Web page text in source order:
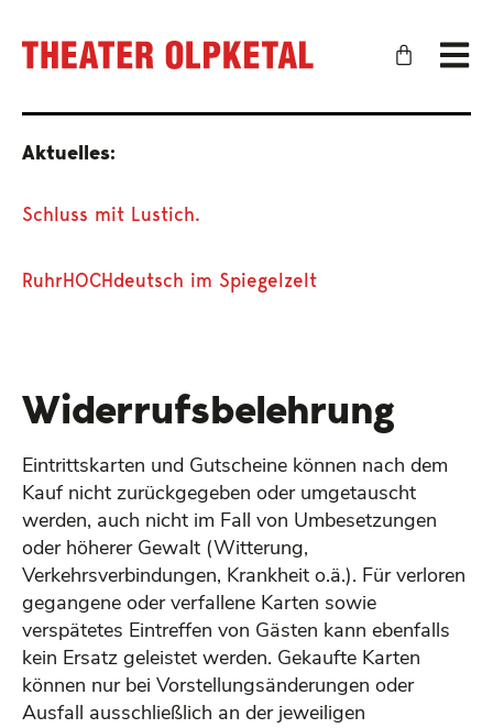
Aktuelles:
Schluss mit Lustich.
RuhrHOCHdeutsch im Spiegelzelt
Widerrufs­belehrung
Eintrittskarten und Gutscheine können nach dem
Kauf nicht zurückgegeben oder umgetauscht
werden, auch nicht im Fall von Umbesetzungen
oder höherer Gewalt (Witterung,
Verkehrsverbindungen, Krankheit o.ä.). Für verloren
gegangene oder verfallene Karten sowie
verspätetes Eintreffen von Gästen kann ebenfalls
kein Ersatz geleistet werden. Gekaufte Karten
können nur bei Vorstellungsänderungen oder
Ausfall ausschließlich an der jeweiligen